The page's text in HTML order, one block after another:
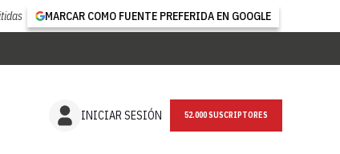
MARCAR COMO FUENTE PREFERIDA EN GOOGLE
INICIAR SESIÓN NEWSLETTER